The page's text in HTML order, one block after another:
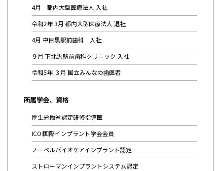
4月 都内大型医療法人 入社
令和2年 3月 都内大型医療法人 退社
4月 中目黒駅前歯科 入社
９月 下北沢駅前歯科クリニック 入社
令和5年 ３月 国立みんなの歯医者
所属学会、資格
厚生労働省認定研修指導医
ICOI国際インプラント学会会員
ノーベルバイオケアインプラント認定
ストローマンインプラントシステム認定